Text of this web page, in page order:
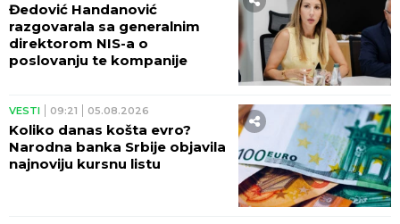
Đedović Handanović
razgovarala sa generalnim
direktorom NIS-a o
poslovanju te kompanije
VESTI 09:21 05.08.2026
Koliko danas košta evro?
Narodna banka Srbije objavila
najnoviju kursnu listu